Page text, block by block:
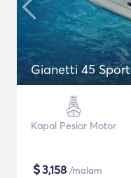
Gianetti 45 Sport
Kapal Pesiar Motor
$3,158 /malam